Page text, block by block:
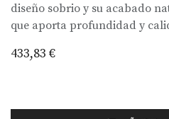
diseño sobrio y su acabado
que aporta profundidad y
433,83 €